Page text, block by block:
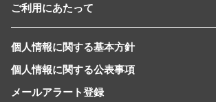
ご利用にあたって
個人情報に関する基本方針
個人情報に関する公表事項
メールアラート登録